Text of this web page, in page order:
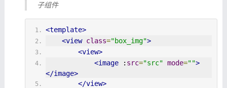
子组件
<template>
<view class="box_img">
<view>
<image : src="src" mode="">
</image>
</view>